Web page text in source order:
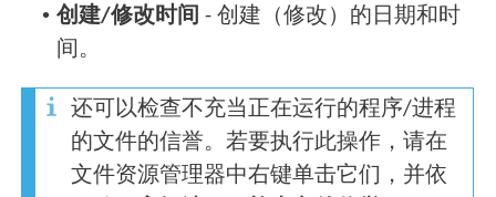
• 创建/修改时间 - 创建（修改）的日期和时
间。
还可以检查不充当正在运行的程序/进程
的文件的信誉。若要执行此操作，请在
文件资源管理器中右键单击它们，并依